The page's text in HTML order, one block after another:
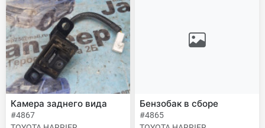
Камера заднего вида
#4867
Бензобак в сборе
#4865